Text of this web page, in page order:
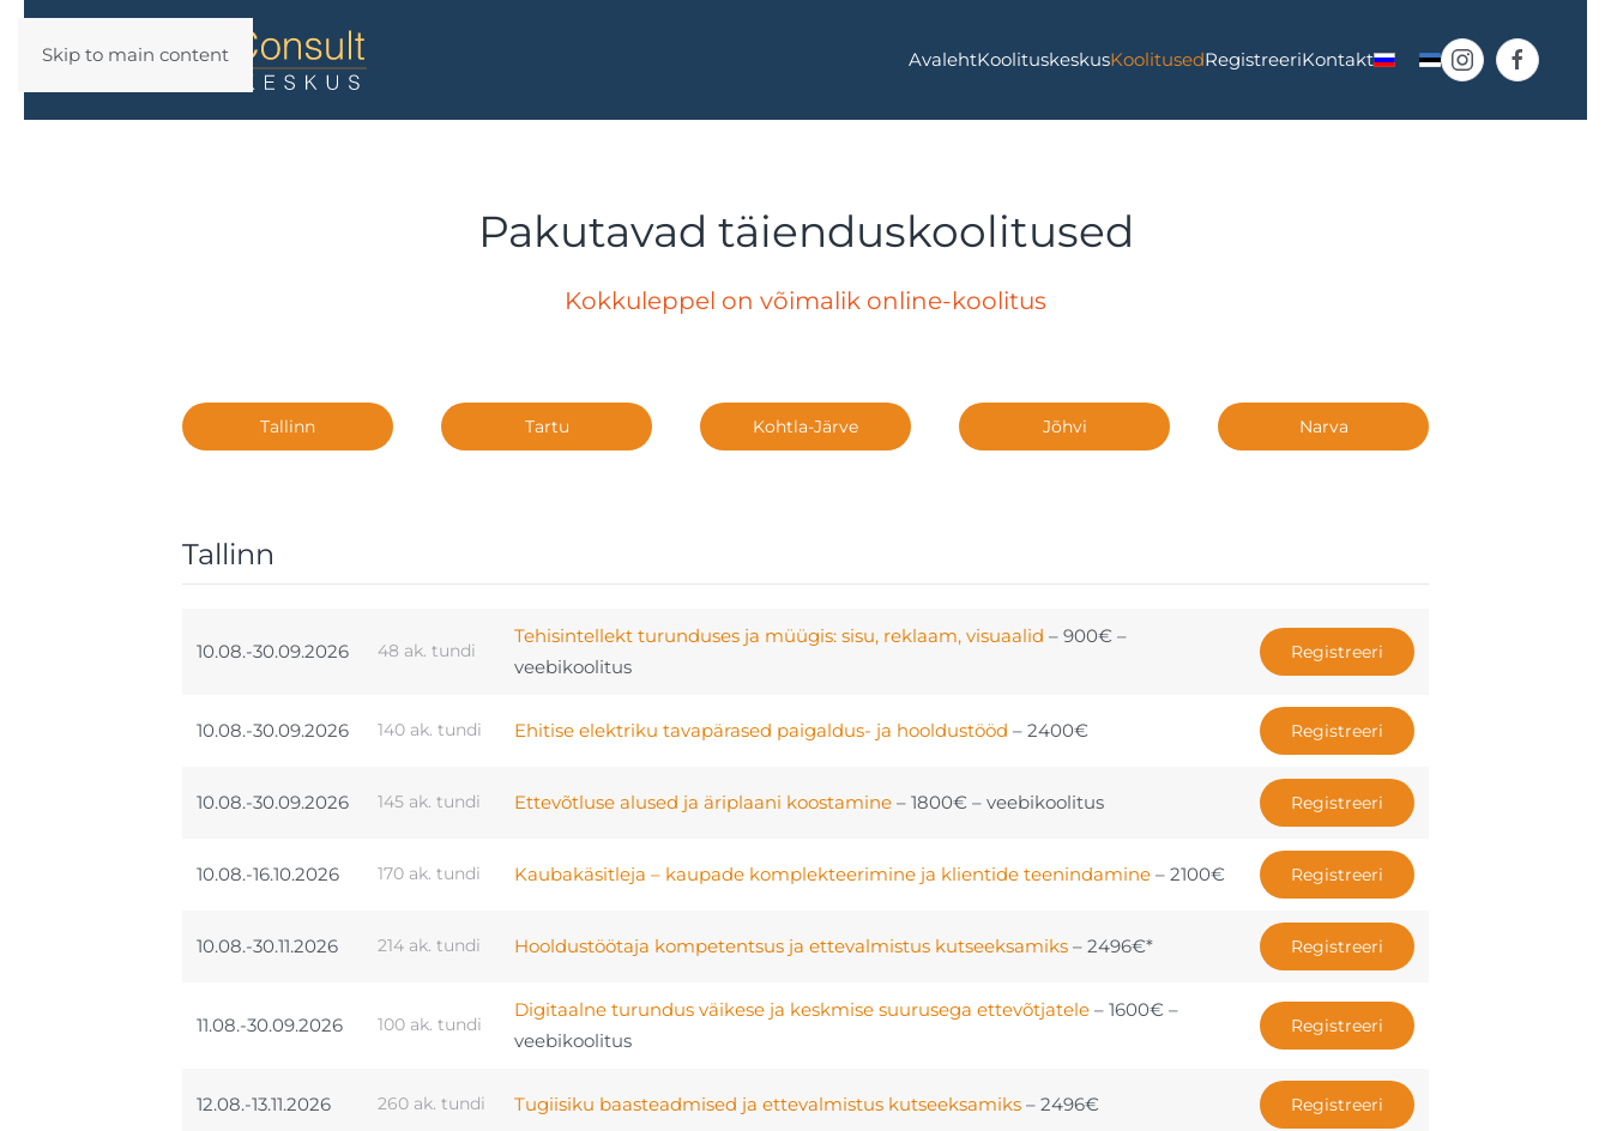
Skip to main content AvalehtKoolituskeskusKoolitusedRegistreeriKontakt
Pakutavad täienduskoolitused
Kokkuleppel on võimalik online-koolitus
Tallinn Tartu Kohtla-Järve Jõhvi Narva
Tallinn
10.08.-30.09.2026 48 ak. tundi
Tehisintellekt turunduses ja müügis: sisu, reklaam, visuaalid – 900€ –
veebikoolitus
Registreeri
10.08.-30.09.2026 140 ak. tundi Ehitise elektriku tavapärased paigaldus- ja hooldustööd – 2400€ Registreeri
10.08.-30.09.2026 145 ak. tundi Ettevõtluse alused ja äriplaani koostamine – 1800€ – veebikoolitus Registreeri
10.08.-16.10.2026 170 ak. tundi Kaubakäsitleja – kaupade komplekteerimine ja klientide teenindamine – 2100€ Registreeri
10.08.-30.11.2026 214 ak. tundi Hooldustöötaja kompetentsus ja ettevalmistus kutseeksamiks – 2496€* Registreeri
11.08.-30.09.2026 100 ak. tundi
Digitaalne turundus väikese ja keskmise suurusega ettevõtjatele – 1600€ –
veebikoolitus
Registreeri
12.08.-13.11.2026 260 ak. tundi Tugiisiku baasteadmised ja ettevalmistus kutseeksamiks – 2496€ Registreeri